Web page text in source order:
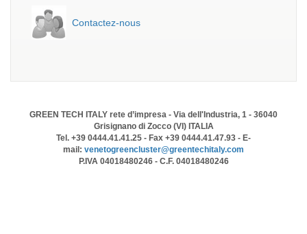
Contactez-nous
GREEN TECH ITALY rete d’impresa - Via dell'Industria, 1 - 36040
Grisignano di Zocco (VI) ITALIA
Tel. +39 0444.41.41.25 - Fax +39 0444.41.47.93 - E-
mail: venetogreencluster@greentechitaly.com
P.IVA 04018480246 - C.F. 04018480246